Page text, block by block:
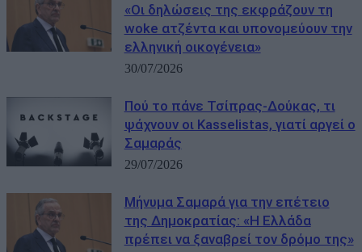
«Οι δηλώσεις της εκφράζουν τη
woke ατζέντα και υπονομεύουν την
ελληνική οικογένεια»
30/07/2026
Πού το πάνε Τσίπρας-Δούκας, τι
ψάχνουν οι Kasselistas, γιατί αργεί ο
Σαμαράς
29/07/2026
Μήνυμα Σαμαρά για την επέτειο
της Δημοκρατίας: «Η Ελλάδα
πρέπει να ξαναβρεί τον δρόμο της»